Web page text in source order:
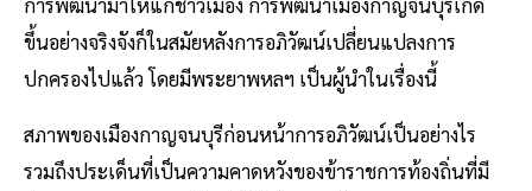
ขึ้นอย่างจริงจังก็ในสมัยหลังการอภิวัฒน์เปลี่ยนแปลงการ
ปกครองไปแล้ว โดยมีพระยาพหลฯ เป็นผู้นำในเรื่องนี้
สภาพของเมืองกาญจนบุรีก่อนหน้าการอภิวัฒน์เป็นอย่างไร
รวมถึงประเด็นที่เป็นความคาดหวังของข้าราชการท้องถิ่นที่มี